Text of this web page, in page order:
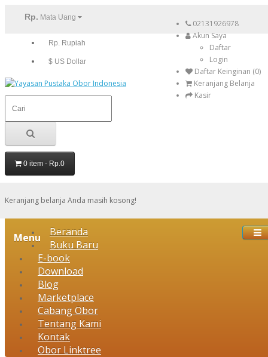
Rp. Mata Uang
Rp. Rupiah
$ US Dollar
02131926978
Akun Saya
Daftar
Login
Daftar Keinginan (0)
Keranjang Belanja
Kasir
0 item - Rp.0
Keranjang belanja Anda masih kosong!
Menu
Beranda
Buku Baru
E-book
Download
Blog
Marketplace
Cabang Obor
Tentang Kami
Kontak
Obor Linktree